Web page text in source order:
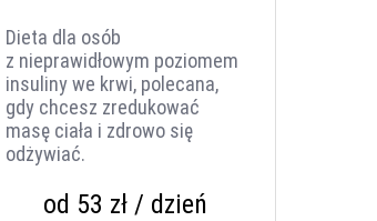
Dieta dla osób
z nieprawidłowym poziomem
insuliny we krwi, polecana,
gdy chcesz zredukować
masę ciała i zdrowo się
odżywiać.
od 53 zł / dzień